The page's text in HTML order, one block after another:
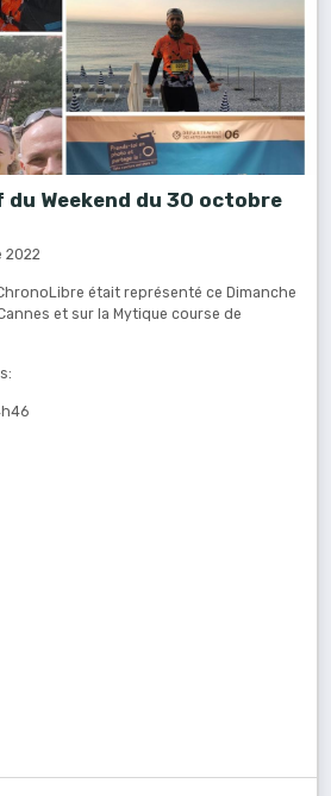
Weekend du 30 octobre
2022
était représenté ce Dimanche
et sur la Mytique course de